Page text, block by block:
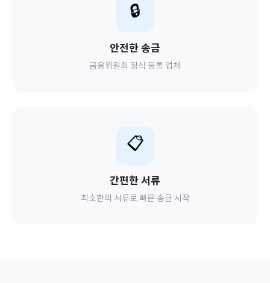
🔒
안전한 송금
금융위원회 정식 등록 업체
📋
간편한 서류
최소한의 서류로 빠른 송금 시작